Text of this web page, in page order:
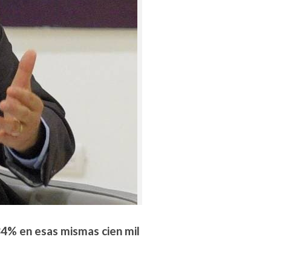
en esas mismas cien mil